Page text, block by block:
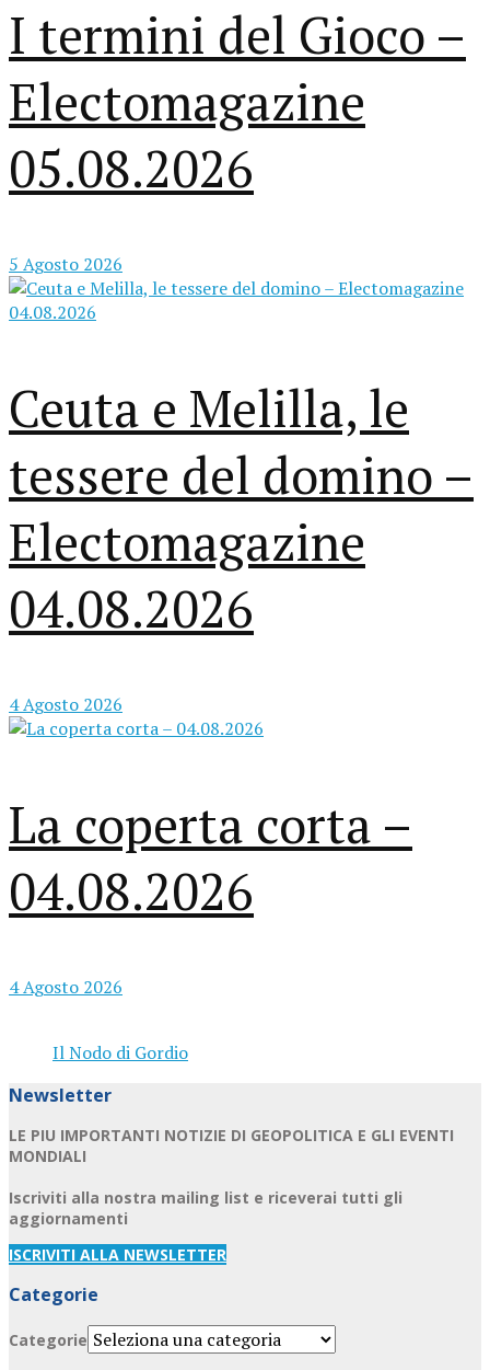
I termini del Gioco –
Electomagazine
05.08.2026
5 Agosto 2026
Ceuta e Melilla, le
tessere del domino –
Electomagazine
04.08.2026
4 Agosto 2026
La coperta corta –
04.08.2026
4 Agosto 2026
Il Nodo di Gordio
Newsletter
LE PIU IMPORTANTI NOTIZIE DI GEOPOLITICA E GLI EVENTI
MONDIALI
Iscriviti alla nostra mailing list e riceverai tutti gli
aggiornamenti
ISCRIVITI ALLA NEWSLETTER
Categorie
Categorie